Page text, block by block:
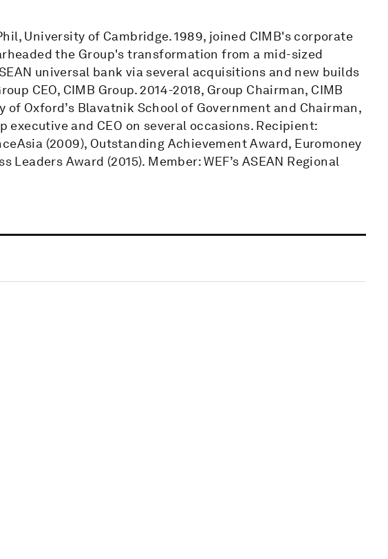
University of Cambridge. 1989, joined CIMB's corporate
the Group's transformation from a mid-sized
universal bank via several acquisitions and new builds
CEO, CIMB Group. 2014-2018, Group Chairman, CIMB
of Oxford’s Blavatnik School of Government and Chairman,
executive and CEO on several occasions. Recipient:
(2009), Outstanding Achievement Award, Euromoney
Leaders Award (2015). Member: WEF’s ASEAN Regional